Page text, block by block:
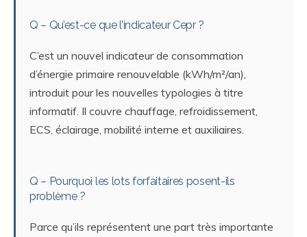
Q – Qu’est-ce que l’indicateur Cepr ?
C’est un nouvel indicateur de consommation
d’énergie primaire renouvelable (kWh/m²/an),
introduit pour les nouvelles typologies à titre
informatif. Il couvre chauffage, refroidissement,
ECS, éclairage, mobilité interne et auxiliaires.
Q – Pourquoi les lots forfaitaires posent-ils
problème ?
Parce qu’ils représentent une part très importante